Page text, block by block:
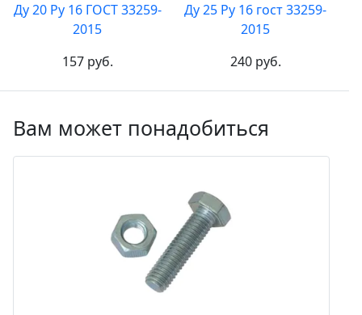
Ду 20 Ру 16 ГОСТ 33259-
2015
157 руб.
Ду 25 Ру 16 гост 33259-
2015
240 руб.
Вам может понадобиться